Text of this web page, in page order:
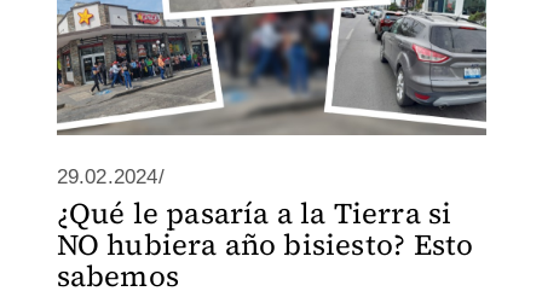
29.02.2024/
¿Qué le pasaría a la Tierra si
NO hubiera año bisiesto? Esto
sabemos